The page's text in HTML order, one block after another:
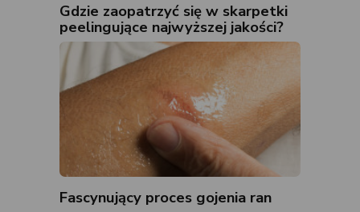
Gdzie zaopatrzyć się w skarpetki
peelingujące najwyższej jakości?
Fascynujący proces gojenia ran